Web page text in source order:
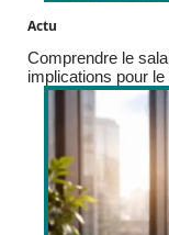
Actu
Comprendre le
implications pour